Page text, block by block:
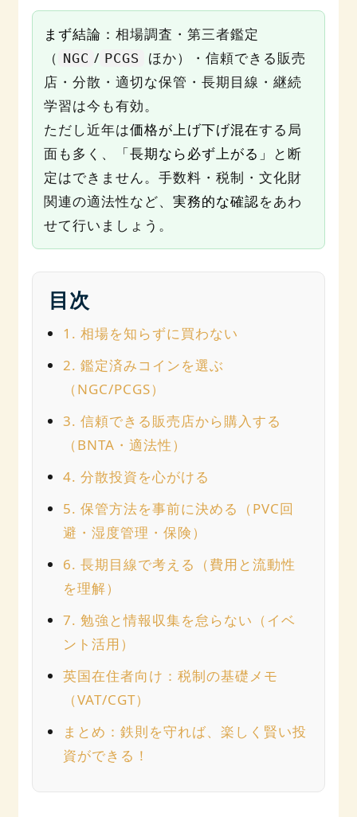
まず結論：相場調査・第三者鑑定
（ NGC / PCGS
ほか）・信頼できる販売
店・分散・適切な保管・長期目線・継続
学習は今も有効。
ただし近年は価格が上げ下げ混在する局
面も多く、
「長期なら必ず上がる」
と断
定はできません。手数料・税制・文化財
関連の適法性など、実務的な確認をあわ
せて行いましょう。
目次
1. 相場を知らずに買わない
2. 鑑定済みコインを選ぶ
（NGC/PCGS）
3. 信頼できる販売店から購入する
（BNTA・適法性）
4. 分散投資を心がける
5. 保管方法を事前に決める（PVC回
避・湿度管理・保険）
6. 長期目線で考える（費用と流動性
を理解）
7. 勉強と情報収集を怠らない（イベ
ント活用）
英国在住者向け：税制の基礎メモ
（VAT/CGT）
まとめ：鉄則を守れば、楽しく賢い投
資ができる！